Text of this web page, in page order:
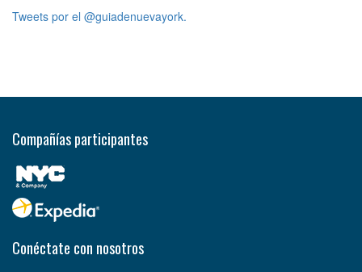
Tweets por el @guiadenuevayork.
Compañías participantes
Conéctate con nosotros